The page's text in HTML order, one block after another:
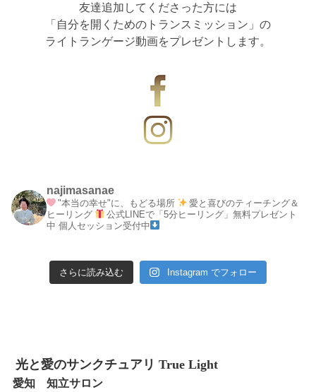
友達追加してくださった方には
「自分を開くためのトランスミッション」の
ライトランゲージ動画をプレゼントします。
najimasanae
"本当の幸せ"に、もどる場所
愛と喜びのティーチング＆
ヒーリング
公式LINEで「5分ヒーリング」無料プレゼント
中 個人セッション受付中
さらに読み込む Instagram でフォロー
光と愛のサンクチュアリ True Light
愛知 知立サロン